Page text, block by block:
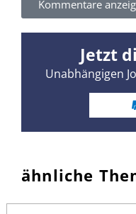
Kommentare
Jetzt
Unabhängigen
ähnliche